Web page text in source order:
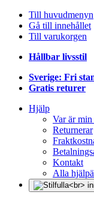
Till huvudmenyn
Gå till innehållet
Till varukorgen
Hållbar livsstil
Sverige: Fri
Gratis returer
Hjälp
Var är
Returnerar
Kontakt
Alla